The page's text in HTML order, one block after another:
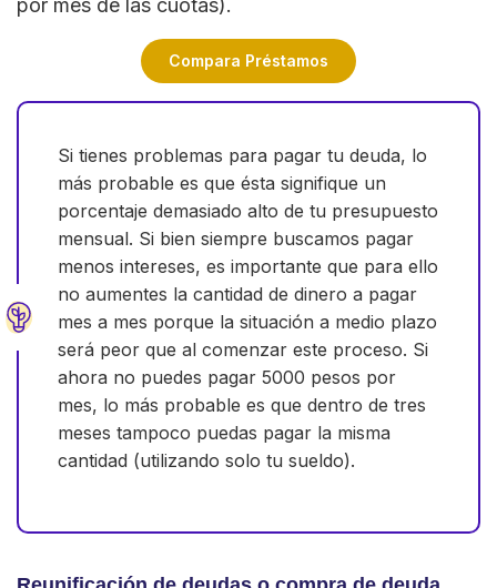
por mes de las cuotas).
Compara Préstamos
Si tienes problemas para pagar tu deuda, lo
más probable es que ésta signifique un
porcentaje demasiado alto de tu presupuesto
mensual. Si bien siempre buscamos pagar
menos intereses, es importante que para ello
no aumentes la cantidad de dinero a pagar
mes a mes porque la situación a medio plazo
será peor que al comenzar este proceso. Si
ahora no puedes pagar 5000 pesos por
mes, lo más probable es que dentro de tres
meses tampoco puedas pagar la misma
cantidad (utilizando solo tu sueldo).